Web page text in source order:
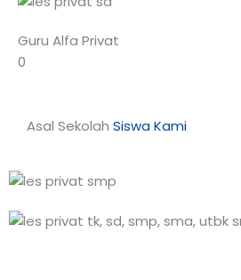
Guru Alfa Privat
0
Asal Sekolah Siswa Kami